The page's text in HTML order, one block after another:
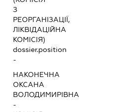
З
РЕОРГАНІЗАЦІЇ,
ЛІКВІДАЦІЙНА
КОМІСІЯ)
dossier.position
-
НАКОНЕЧНА
ОКСАНА
ВОЛОДИМИРІВНА
-